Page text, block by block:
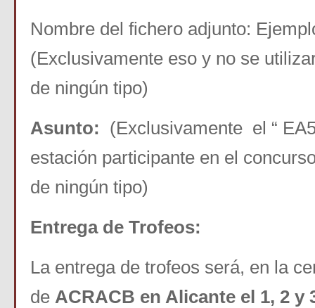
Nombre del fichero adjunto:
(Exclusivamente eso y no se
de ningún tipo)
Asunto: (Exclusivamente el “
estación participante en el
de ningún tipo)
Entrega de Trofeos:
La entrega de trofeos será, en la
de ACRACB en Alicante el 1, 2 y